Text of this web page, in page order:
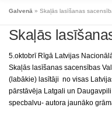
AKTUALITĀTES
VECĀKIEM
KONTAKTI
SKOLAS PADOME
ĒDIENKARTES
Galvenā » Skaļās lasīšanas
Skaļās
5.oktobrī Rīgā Latvijas
Skaļās lasīšanas sacensības
(labākie) lasītāji no visas
pārstāvēja Latgali un
specbalvu- autora jaunāko